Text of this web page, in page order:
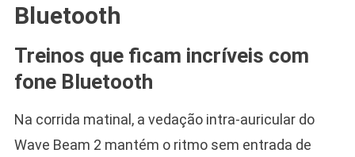
Bluetooth
Treinos que ficam incríveis com
fone Bluetooth
Na corrida matinal, a vedação intra-auricular do
Wave Beam 2 mantém o ritmo sem entrada de